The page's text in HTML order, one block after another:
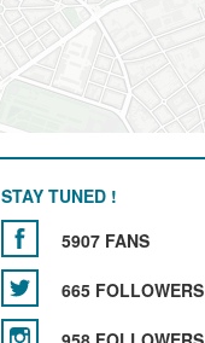
STAY TUNED !
5907 FANS
665 FOLLOWERS